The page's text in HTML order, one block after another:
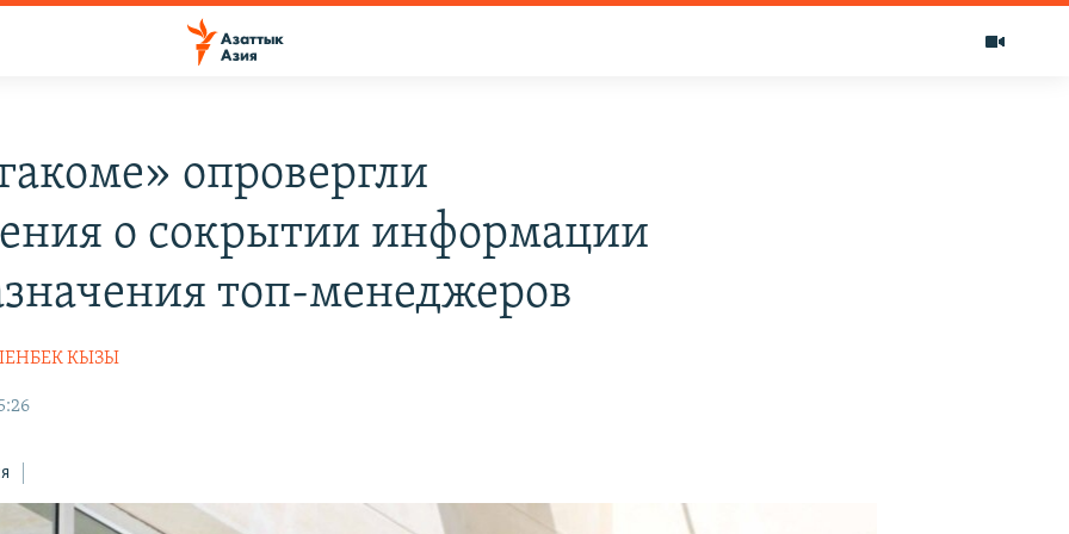
опровергли
о сокрытии информации
топ-менеджеров
КЫЗЫ